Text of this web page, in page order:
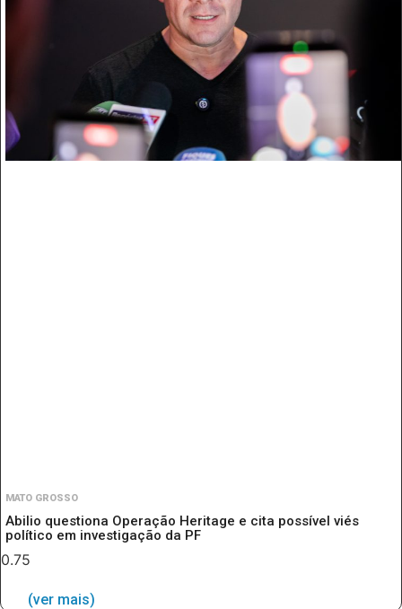
MATO GROSSO
Abilio questiona Operação Heritage e cita possível viés
político em investigação da PF
(ver mais)